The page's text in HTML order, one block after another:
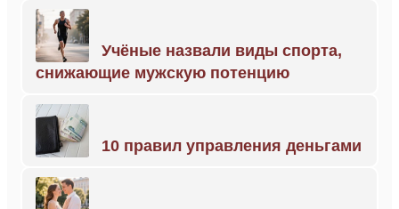
Учёные назвали виды спорта,
снижающие мужскую потенцию
10 правил управления деньгами